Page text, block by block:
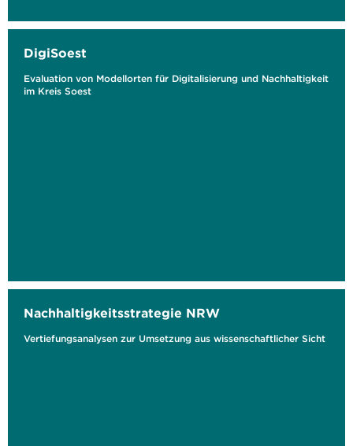
DigiSoest
Evaluation von Modellorten für Digitalisierung und Nachhaltigkeit
im Kreis Soest
Nachhaltigkeitsstrategie NRW
Vertiefungsanalysen zur Umsetzung aus wissenschaftlicher Sicht